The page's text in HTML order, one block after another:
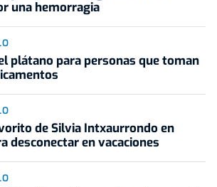
una hemorragia
plátano para personas que toman
de Silvia Intxaurrondo en
desconectar en vacaciones